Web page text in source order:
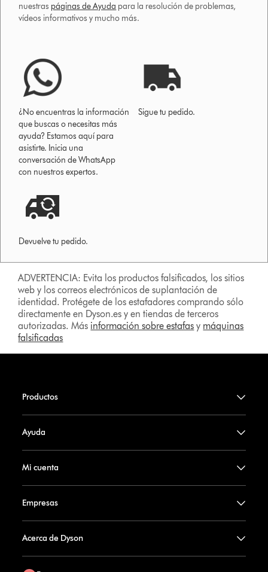
nuestras páginas de Ayuda para la resolución de problemas,
vídeos informativos y mucho más.
¿No encuentras la información
que buscas o necesitas más
ayuda? Estamos aquí para
asistirte. Inicia una
conversación de WhatsApp
con nuestros expertos.
Sigue tu pedido.
Devuelve tu pedido.
ADVERTENCIA: Evita los productos falsificados, los sitios
web y los correos electrónicos de suplantación de
identidad. Protégete de los estafadores comprando sólo
directamente en Dyson.es y en tiendas de terceros
autorizadas. Más información sobre estafas y máquinas
falsificadas
Productos
Ayuda
Mi cuenta
Empresas
Acerca de Dyson